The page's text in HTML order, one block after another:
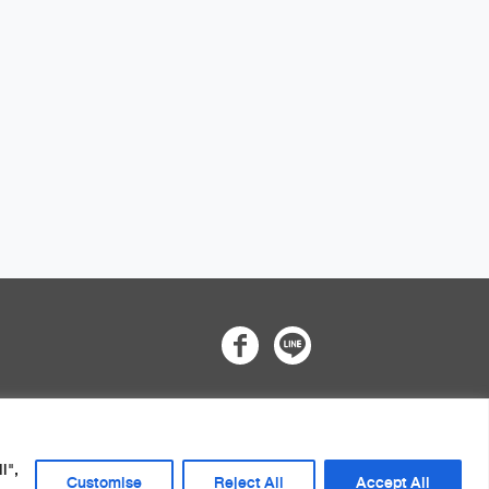
Customise Reject All Accept All